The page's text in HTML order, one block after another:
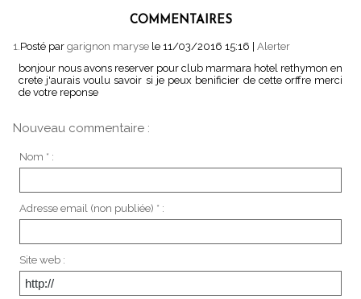
COMMENTAIRES
1.Posté par garignon maryse le 11/03/2016 15:16
Alerter
bonjour nous avons reserver pour club marmara hotel rethymon en
crete j'aurais voulu savoir si je peux benificier de cette orffre merci
de votre reponse
Nouveau commentaire :
Nom * :
Adresse email (non publiée) * :
Site web :